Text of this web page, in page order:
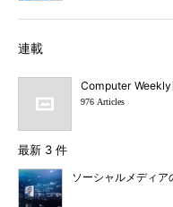
連載
Computer Weekly
976 Articles
最新 3 件
ソーシャルメディア